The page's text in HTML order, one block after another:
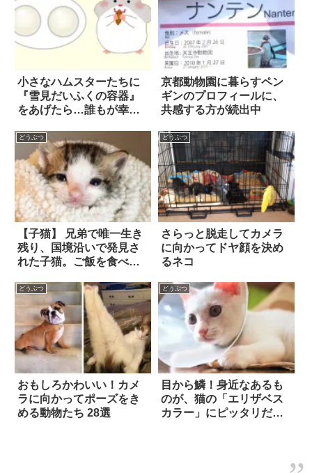
小さなハムスターたちに
『雪見だいふくの容器』
をあげたら…誰もが幸せ
景が爆誕した！！
京都動物園に暮らすペン
ギンのプロフィールに、
共感する方が続出中
どうぶつ
【子猫】 兄弟で唯一生き
残り、国境沿いで発見さ
れた子猫。ご飯を食べら
が…やがて、驚異の回復
を見せる！
どうぶつ
さらっと脱走してカメラ
に向かってドヤ顔を決め
るネコ
どうぶつ
おもしろかわいい！カメ
ラに向かってポーズをき
める動物たち 28選
どうぶつ
目から鱗！身近なあるも
のが、猫の「エリザベス
カラー」にピッタリだっ